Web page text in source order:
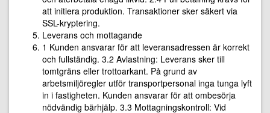
att initiera produktion. Transaktioner sker säkert via
SSL-kryptering.
Leverans och mottagande
1 Kunden ansvarar för att leveransadressen är korrekt
och fullständig. 3.2 Avlastning: Leverans sker till
tomtgräns eller trottoarkant. På grund av
arbetsmiljöregler utför transportpersonal inga tunga lyft
in i fastigheten. Kunden ansvarar för att ombesörja
nödvändig bärhjälp. 3.3 Mottagningskontroll: Vid